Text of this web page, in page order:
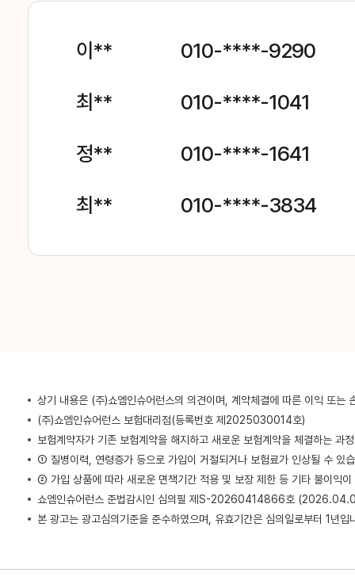
이** 010-****-9290
최** 010-****-1041
정** 010-****-1641
최** 010-****-3834
최** 010-****-7640
장** 010-****-5219
장** 010-****-1577
강** 010-****-5195
상기 내용은 (주)쇼엠인슈어런스의 의견이며, 계약체결에 따른 이익 또는
(주)쇼엠인슈어런스 보험대리점(등록번호 제2025030014호)
보험계약자가 기존 보험계약을 해지하고 새로운 보험계약을 체결하는 과
① 질병이력, 연령증가 등으로 가입이 거절되거나 보험료가 인상될 수 있
② 가입 상품에 따라 새로운 면책기간 적용 및 보장 제한 등 기타 불이익이
쇼엠인슈어런스 준법감시인 심의필 제S-20260414866호
본 광고는 광고심의기준을 준수하였으며, 유효기간은 심의일로부터 1년입